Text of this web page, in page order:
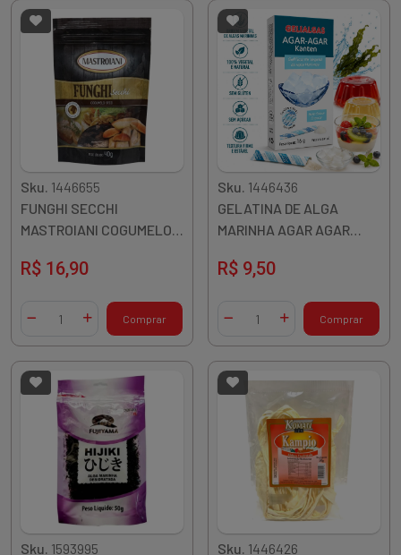
Sku. 1446655
FUNGHI SECCHI
MASTROIANI COGUMELO
R$ 16,90
Diminuir QuantidadeAdicionar Quantidade
Comprar
Sku. 1446436
GELATINA DE ALGA
MARINHA AGAR AGAR
4UN
R$ 9,50
Diminuir QuantidadeAdicionar Quantidade
Comprar
Sku. 1593995
Sku. 1446426